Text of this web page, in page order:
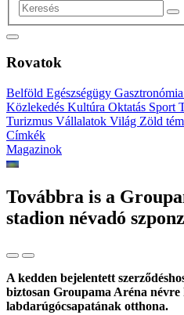
Rovatok
Belföld Egészségügy Gasztronómia
Közlekedés Kultúra Oktatás Sport
Turizmus Vállalatok Világ Zöld
Címkék
Magazinok
Továbbra is a
stadion névadó
A kedden bejelentett
biztosan Groupama Aréna
labdarúgócsapatának otthona.